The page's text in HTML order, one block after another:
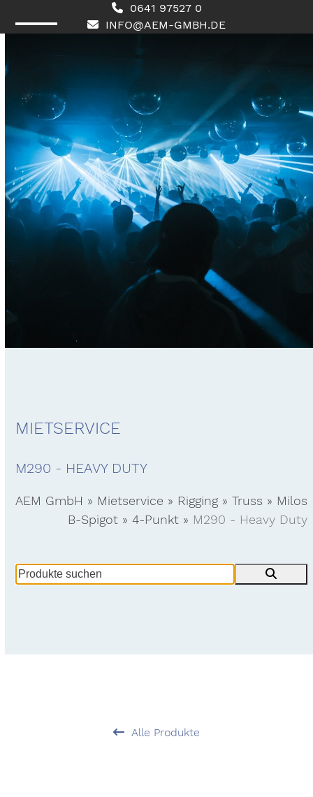
0641 97527 0
INFO@AEM-GMBH.DE
menu
menu
MIETSERVICE
M290 - HEAVY DUTY
AEM GmbH » Mietservice » Rigging »Truss » Milos
B-Spigot »4-Punkt » M290 - Heavy Duty
Produkte
suchen
Alle Produkte